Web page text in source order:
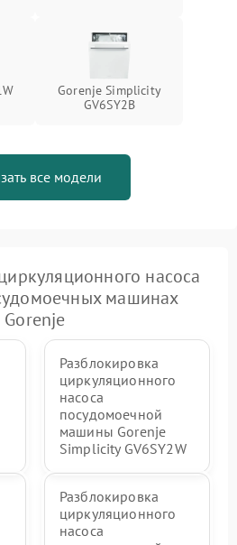
Gorenje Simplicity
GV6SY2B
все модели
насоса
машинах
Gorenje
Разблокировка
циркуляционного
насоса
посудомоечной
машины Gorenje
Simplicity GV6SY2W
Разблокировка
циркуляционного
насоса